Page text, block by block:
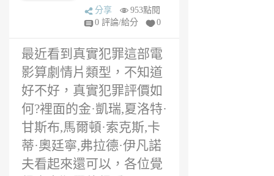
二
6
分享
953點閱
0 評論/給分
0
最近看到真實犯罪這部電
影算劇情片類型，不知道
好不好，真實犯罪評價如
何?裡面的金·凱瑞,夏洛特·
甘斯布,馬爾頓·索克斯,卡
蒂·奧廷寧,弗拉德·伊凡諾
夫看起來還可以，各位覺